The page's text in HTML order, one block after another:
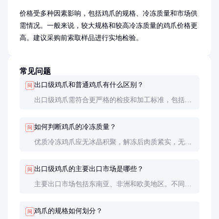
价格受多种因素影响，包括鸡爪的规格、冷冻质量和市场供
需情况。一般来说，较大规格和较高冷冻质量的鸡爪价格更
高。建议采购前索取样品进行实地检验。
常见问题
问 出口级鸡爪和普通鸡爪有什么区别？
出口级鸡爪需符合更严格的检疫和加工标准，包括无
问 如何判断鸡爪的冷冻质量？
优质冷冻鸡爪应无冰晶积聚，解冻后肉质紧实，无异
问 出口级鸡爪的主要出口市场是哪些？
主要出口市场包括东南亚、非洲和欧美地区。不同市
问 鸡爪的规格如何划分？